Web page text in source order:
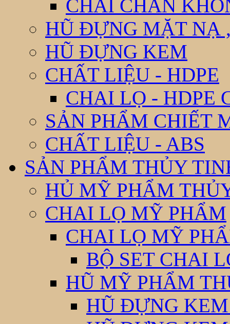
CHAI CHÂN
HŨ ĐỰNG MẶT NẠ
HŨ ĐỰNG KEM
CHẤT LIỆU - HDPE
CHAI LỌ - HDPE
SẢN PHẨM CHIẾT
CHẤT LIỆU - ABS
SẢN PHẨM THỦY
HỦ MỸ PHẨM
CHAI LỌ MỸ PHẨM
CHAI LỌ MỸ
BỘ SET CHAI
HŨ MỸ PHẨM
HŨ ĐỰNG